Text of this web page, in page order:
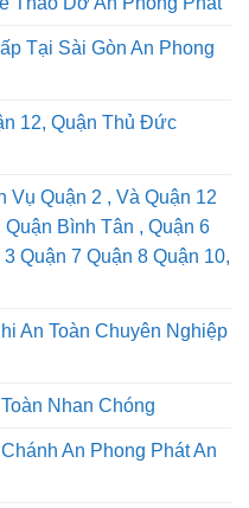
Tháo Dỡ An Phong Phát
Tại Sài Gòn An Phong
12, Quận Thủ Đức
Vụ Quận 2 , Và Quận 12
Bình Tân , Quận 6
Quận 7 Quận 8 Quận 10,
An Toàn Chuyên Nghiệp
Nhan Chóng
An Phong Phát An